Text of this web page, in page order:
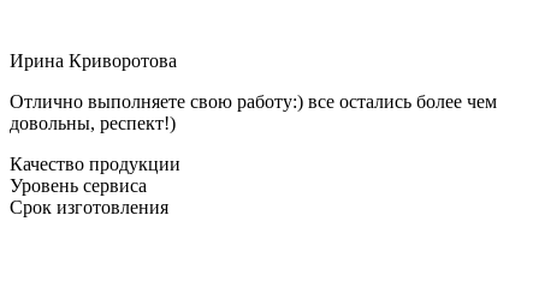
Ирина Криворотова
Отлично выполняете свою работу:) все остались более чем
довольны, респект!)
Качество продукции
Уровень сервиса
Срок изготовления